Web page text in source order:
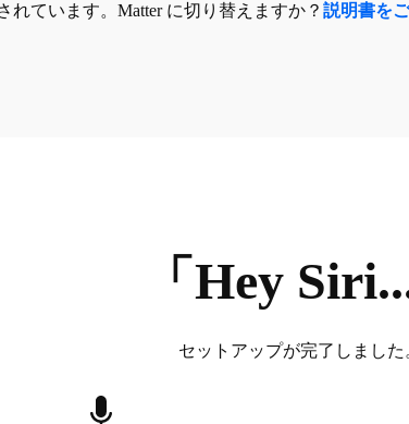
れています。Matter に切り替えますか？説明書を
「Hey
セットアップが完了しまし